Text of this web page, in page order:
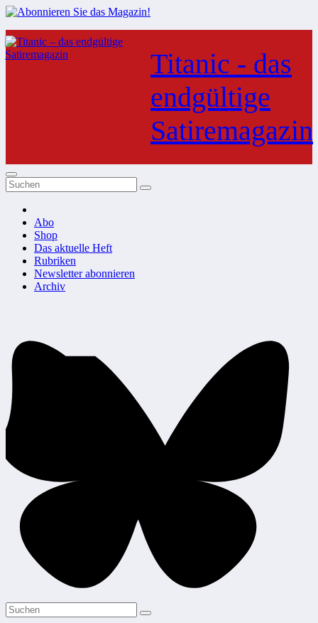
Zum
Inhalt
springen
Titanic - das
endgültige
Satiremagazin
Abo
Shop
Das aktuelle Heft
Rubriken
Newsletter abonnieren
Archiv